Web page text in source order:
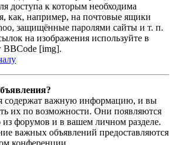
доступа к которым необходима
как, например, на почтовые ящики
защищённые паролями сайты и т. п.
на изображения используйте в
BBCode [img].
содержат важную информацию, и вы
их по возможности. Они появляются
из форумов и в вашем личном разделе.
важных объявлений предоставляются
конференции.